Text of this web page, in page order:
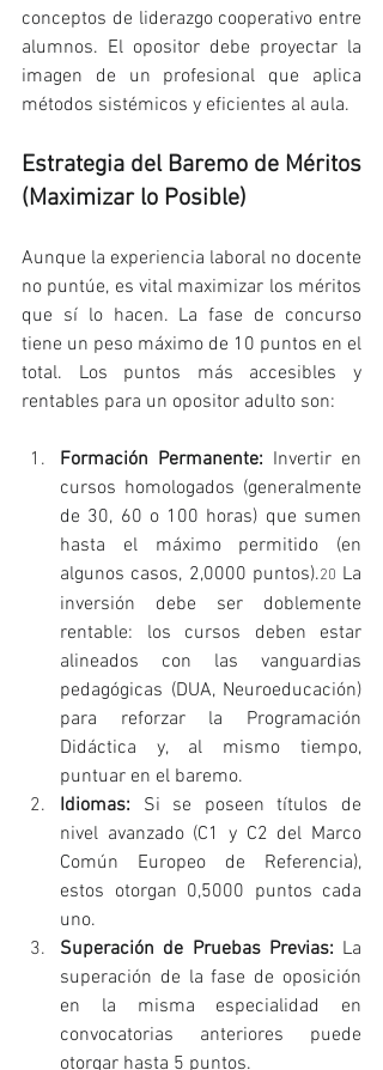
conceptos de liderazgo cooperativo entre
alumnos. El opositor debe proyectar la
imagen de un profesional que aplica
métodos sistémicos y eficientes al aula.
Estrategia del Baremo de Méritos
(Maximizar lo Posible)
Aunque la experiencia laboral no docente
no puntúe, es vital maximizar los méritos
que sí lo hacen. La fase de concurso
tiene un peso máximo de 10 puntos en el
total. Los puntos más accesibles y
rentables para un opositor adulto son:
Formación Permanente: Invertir en
cursos homologados (generalmente
de 30, 60 o 100 horas) que sumen
hasta el máximo permitido (en
algunos casos, 2,0000 puntos).20 La
inversión debe ser doblemente
rentable: los cursos deben estar
alineados con las vanguardias
pedagógicas (DUA, Neuroeducación)
para reforzar la Programación
Didáctica y, al mismo tiempo,
puntuar en el baremo.
Idiomas: Si se poseen títulos de
nivel avanzado (C1 y C2 del Marco
Común Europeo de Referencia),
estos otorgan 0,5000 puntos cada
uno.
Superación de Pruebas Previas: La
superación de la fase de oposición
en la misma especialidad en
convocatorias anteriores puede
otorgar hasta 5 puntos.